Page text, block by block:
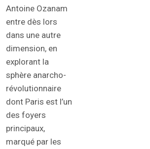
Antoine Ozanam
entre dès lors
dans une autre
dimension, en
explorant la
sphère anarcho-
révolutionnaire
dont Paris est l’un
des foyers
principaux,
marqué par les